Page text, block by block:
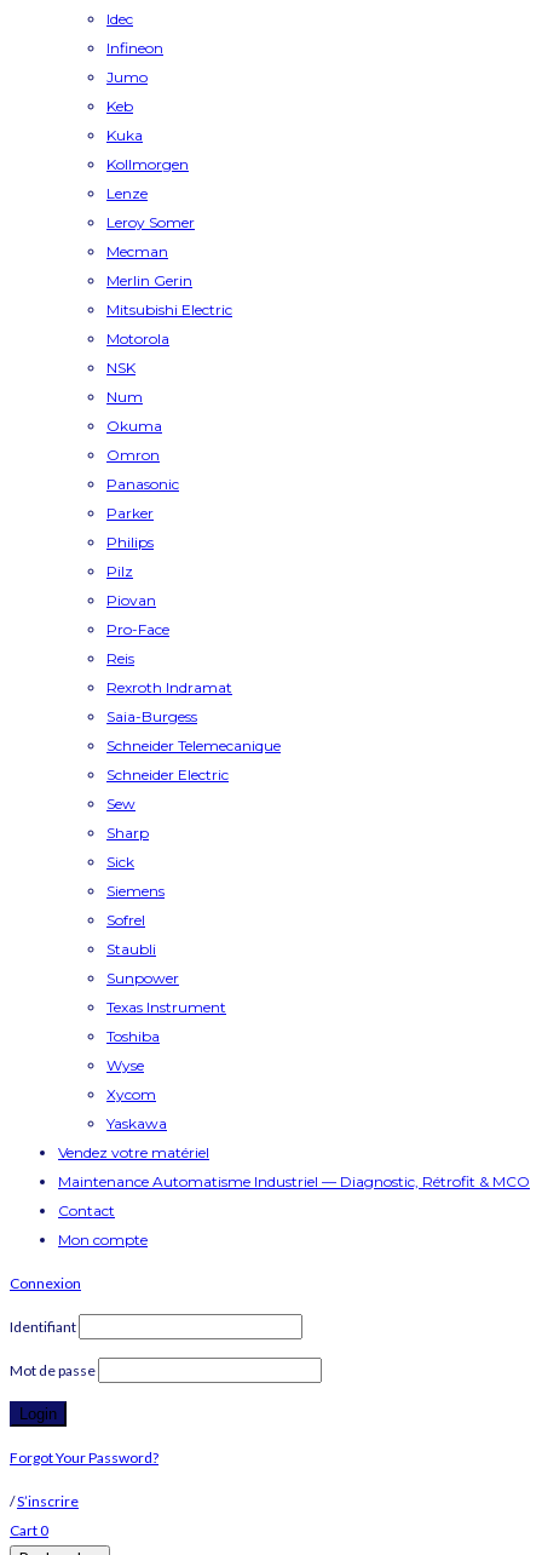
Idec
Infineon
Jumo
Keb
Kuka
Kollmorgen
Lenze
Leroy Somer
Mecman
Merlin Gerin
Mitsubishi Electric
Motorola
NSK
Num
Okuma
Omron
Panasonic
Parker
Philips
Pilz
Piovan
Pro-Face
Reis
Rexroth Indramat
Saia-Burgess
Schneider Telemecanique
Schneider Electric
Sew
Sharp
Sick
Siemens
Sofrel
Staubli
Sunpower
Texas Instrument
Toshiba
Wyse
Xycom
Yaskawa
Vendez votre matériel
Maintenance Automatisme Industriel — Diagnostic, Rétrofit & MCO
Contact
Mon compte
Connexion
Identifiant
Mot de passe
Forgot Your Password?
/S’inscrire
Cart0